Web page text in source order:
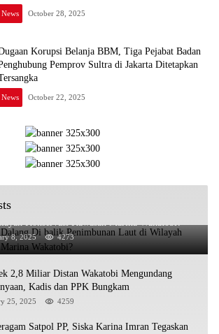
News October 28, 2025
Korupsi Belanja BBM, Tiga Pejabat Badan
Pemprov Sultra di Jakarta Ditetapkan
News October 22, 2025
Sebenarnya Dalang Di balik Penimbunan Laut
Konservasi Kawasan Marina Wakatobi?
8, 2025 4273
2,8 Miliar Distan Wakatobi Mengundang
Kadis dan PPK Bungkam
25, 2025 4259
Satpol PP, Siska Karina Imran Tegaskan